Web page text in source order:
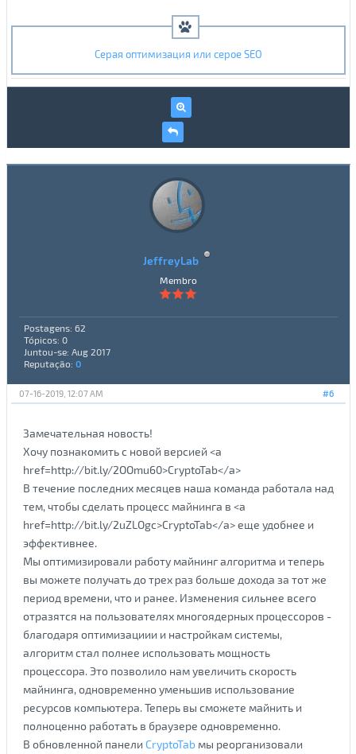
Серая оптимизация или серое SEO
JeffreyLab
Membro
Postagens: 62
Tópicos: 0
Juntou-se: Aug 2017
Reputação: 0
#6
07-16-2019, 12:07 AM
Замечательная новость!
Хочу познакомить с новой версией <a
href=http://bit.ly/2OOmu60>CryptoTab</a>
В течение последних месяцев наша команда работала над
тем, чтобы сделать процесс майнинга в <a
href=http://bit.ly/2uZLOgc>CryptoTab</a> еще удобнее и
эффективнее.
Мы оптимизировали работу майнинг алгоритма и теперь
вы можете получать до трех раз больше дохода за тот же
период времени, что и ранее. Изменения сильнее всего
отразятся на пользователях многоядерных процессоров -
благодаря оптимизациии и настройкам системы,
алгоритм стал полнее использовать мощность
процессора. Это позволило нам увеличить скорость
майнинга, одновременно уменьшив использование
ресурсов компьютера. Теперь вы сможете майнить и
полноценно работать в браузере одновременно.
В обновленной панели CryptoTabмы реорганизовали